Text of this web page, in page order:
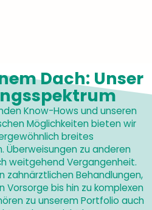
Dach: Unser
Know-Hows und unseren
Möglichkeiten bieten wir
breites
Überweisungen zu anderen
weitgehend Vergangenheit.
zahnärztlichen Behandlungen,
bis hin zu komplexen
zu unserem Portfolio auch